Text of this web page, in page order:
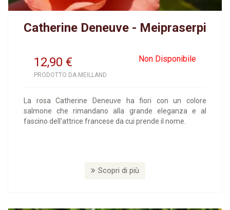
Catherine Deneuve - Meipraserpi
12,90 Non Disponibile
€
PRODOTTO DA MEILLAND
La rosa Catherine Deneuve ha fiori con un colore
salmone che rimandano alla grande eleganza e al
fascino dell'attrice francese da cui prende il nome.
Scopri di più